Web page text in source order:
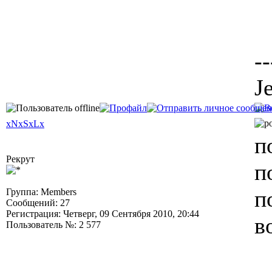
xNxSxLx
Рекрут
Группа: Members
Сообщений: 27
Регистрация: Четверг, 09 Сентября 2010, 20:44
Пользователь №: 2 577